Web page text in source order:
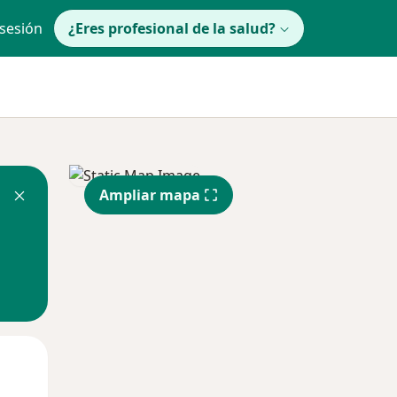
¿Eres profesional de la salud?
Ampliar mapa